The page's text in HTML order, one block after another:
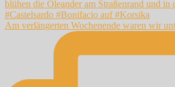
Am verlängerten Wochenende waren wir